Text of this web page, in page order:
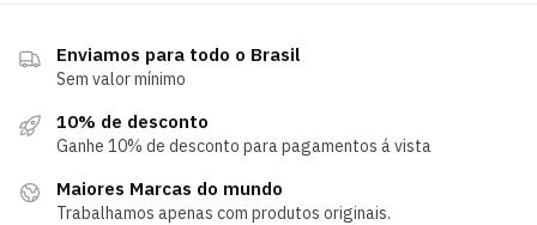
Enviamos para todo o Brasil
Sem valor mínimo
10% de desconto
Ganhe 10% de desconto para pagamentos á vista
Maiores Marcas do mundo
Trabalhamos apenas com produtos originais.